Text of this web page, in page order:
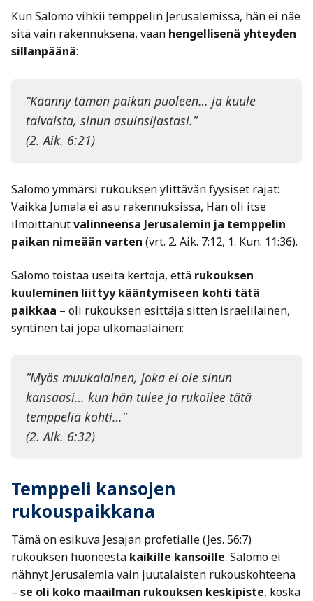
Kun Salomo vihkii temppelin Jerusalemissa, hän ei näe
sitä vain rakennuksena, vaan hengellisenä yhteyden
sillanpäänä:
”Käänny tämän paikan puoleen… ja kuule
taivaista, sinun asuinsijastasi.”
(2. Aik. 6:21)
Salomo ymmärsi rukouksen ylittävän fyysiset rajat:
Vaikka Jumala ei asu rakennuksissa, Hän oli itse
ilmoittanutvalinneensa Jerusalemin ja temppelin
paikan nimeään varten (vrt. 2. Aik. 7:12, 1. Kun. 11:36).
Salomo toistaa useita kertoja, että rukouksen
kuuleminen liittyy kääntymiseen kohti tätä
paikkaa – oli rukouksen esittäjä sitten israelilainen,
syntinen tai jopa ulkomaalainen:
”Myös muukalainen, joka ei ole sinun
kansaasi… kun hän tulee ja rukoilee tätä
temppeliä kohti…”
(2. Aik. 6:32)
Temppeli kansojen
rukouspaikkana
Tämä on esikuva Jesajan profetialle (Jes. 56:7)
rukouksen huoneesta kaikille kansoille. Salomo ei
nähnyt Jerusalemia vain juutalaisten rukouskohteena
– se oli koko maailman rukouksen keskipiste, koska